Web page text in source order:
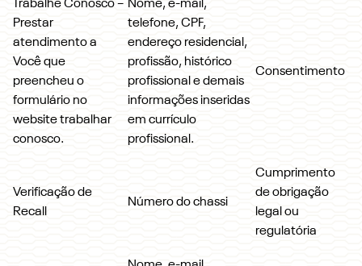
Trabalhe Conosco –
Prestar
atendimento a
Você que
preencheu o
formulário no
website trabalhar
conosco.
Nome, e-mail,
telefone, CPF,
endereço residencial,
profissão, histórico
profissional e demais
informações inseridas
em currículo
profissional.
Consentimento
Verificação de
Recall
Número do chassi
Cumprimento
de obrigação
legal ou
regulatória